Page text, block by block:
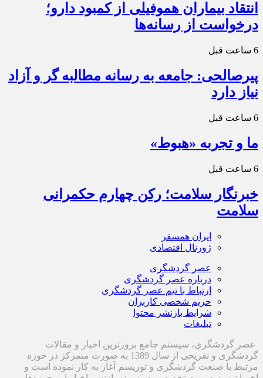
انتقاد بیماران هموفیلی از کمبود دارو؛
درخواست از رسانه‌ها
6 ساعت قبل
پیرصالحی: جامعه به رسانه مطالبه گر و آزاد
نیاز دارد
6 ساعت قبل
ما و تجربه «هبوط»
6 ساعت قبل
خبرنگار سلامت؛ رکن چهارم حکمرانی
سلامت
ایران همسفر
ژورنال اقتصادی
عصر گردشگری
درباره عصر گردشگری
ارتباط با تیم عصر گردشگری
حریم شخصی کاربران
شرایط بازنشر محتوا
تبلیغات
عصر گردشگری، سیستم جامع بروزترین اخبار و مقالات
گردشگری و تفریحی از سال 1389 به صورت متمرکز در حوزه
مرتبط با صنعت گردشگری و توریسم آغاز به کار نموده است و